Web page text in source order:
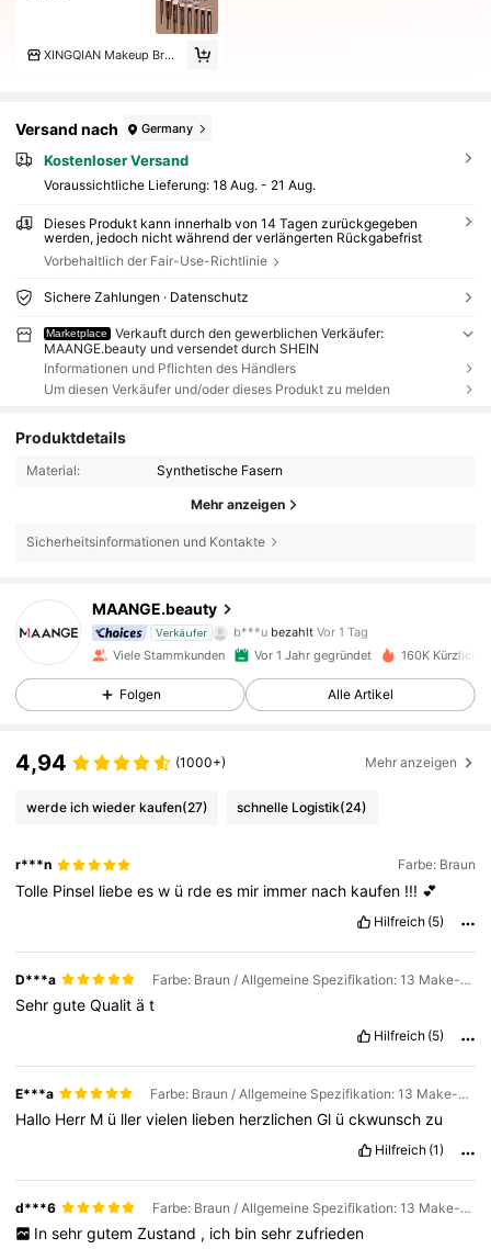
XINGQIAN Makeup Brush
Versand nach Germany
Kostenloser Versand
Voraussichtliche Lieferung: 18 Aug. - 21 Aug.
Dieses Produkt kann innerhalb von 14 Tagen zurückgegeben
werden, jedoch nicht während der verlängerten Rückgabefrist
Vorbehaltlich der Fair-Use-Richtlinie
Sichere Zahlungen · Datenschutz
Marketplace
Verkauft durch den gewerblichen Verkäufer:
MAANGE.beauty und versendet durch SHEIN
Informationen und Pflichten des Händlers
Um diesen Verkäufer und/oder dieses Produkt zu melden
Produktdetails
Material: Synthetische Fasern
Mehr anzeigen
Sicherheitsinformationen und Kontakte
MAANGE.beauty
Verkäufer
4,92 38K Follower
4,92
b***ubezahlt Vor 1 Tag
4,92 38K Follower
4,92 38K Follower
4,92 38K Follower
4,92 38K Follower
Viele Stammkunden Vor 1 Jahr gegründet 160K Kürzlich
Folgen Alle Artikel
4,94 (1000+) Mehr anzeigen
werde ich wieder kaufen(27) schnelle Logistik(24)
r***n Farbe: Braun
Tolle Pinsel liebeesw ü rdees mir immer nach kaufen !!! 💕
Hilfreich (5)
D***a Farbe: Braun / Allgemeine Spezifikation: 13 Make-up-Pinsel + Make-up-Tasche
SehrguteQualität
Hilfreich (5)
E***a Farbe: Braun / Allgemeine Spezifikation: 13 Make-up-Pinsel + Make-up-Tasche
Hallo Herr M ü llervielen lieben herzlichenGl ückwunsch zu
Hilfreich (1)
d***6 Farbe: Braun / Allgemeine Spezifikation: 13 Make-up-Pinsel + Make-up-Tasche
In sehr gutem Zustand , ich bin sehr zufrieden